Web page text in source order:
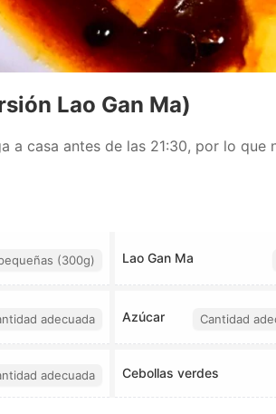
Lao Gan Ma)
a casa antes de las 21:30, por lo
(300g) Lao Gan Ma
adecuada Azúcar Cantidad
adecuada Cebollas verdes